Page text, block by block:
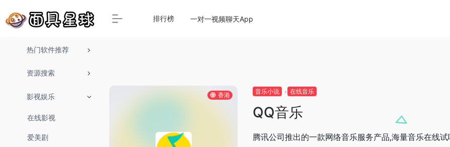
热门软件推荐
资源搜索
影视娱乐
在线影视
爱美剧
排行榜 一对一视频聊天App
香港 音乐小说 在线音乐
QQ音乐
腾讯公司推出的一款网络音乐服务产品,海量音乐在线